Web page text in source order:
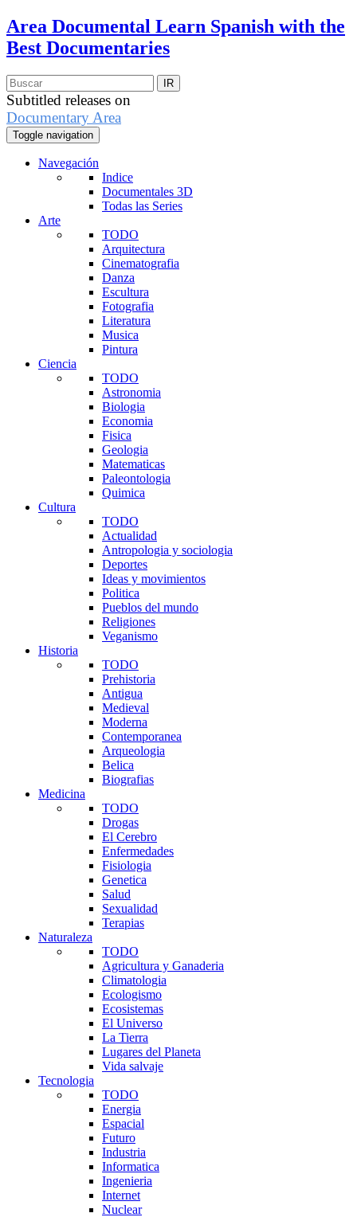
Area Documental Learn Spanish with the
Best Documentaries
Subtitled releases on
Documentary Area
Toggle navigation
Navegación
Indice
Documentales 3D
Todas las Series
Arte
TODO
Arquitectura
Cinematografia
Danza
Escultura
Fotografia
Literatura
Musica
Pintura
Ciencia
TODO
Astronomia
Biologia
Economia
Fisica
Geologia
Matematicas
Paleontologia
Quimica
Cultura
TODO
Actualidad
Antropologia y sociologia
Deportes
Ideas y movimientos
Politica
Pueblos del mundo
Religiones
Veganismo
Historia
TODO
Prehistoria
Antigua
Medieval
Moderna
Contemporanea
Arqueologia
Belica
Biografias
Medicina
TODO
Drogas
El Cerebro
Enfermedades
Fisiologia
Genetica
Salud
Sexualidad
Terapias
Naturaleza
TODO
Agricultura y Ganaderia
Climatologia
Ecologismo
Ecosistemas
El Universo
La Tierra
Lugares del Planeta
Vida salvaje
Tecnologia
TODO
Energia
Espacial
Futuro
Industria
Informatica
Ingenieria
Internet
Nuclear